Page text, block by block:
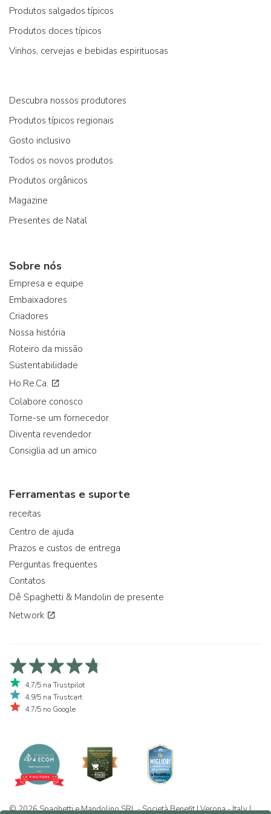
Produtos salgados típicos
Produtos doces típicos
Vinhos, cervejas e bebidas espirituosas
Descubra nossos produtores
Produtos típicos regionais
Gosto inclusivo
Todos os novos produtos
Produtos orgânicos
Magazine
Presentes de Natal
Sobre nós
Empresa e equipe
Embaixadores
Criadores
Nossa história
Roteiro da missão
Sustentabilidade
Ho.Re.Ca.
Colabore conosco
Torne-se um fornecedor
Diventa revendedor
Consiglia ad un amico
Ferramentas e suporte
receitas
Centro de ajuda
Prazos e custos de entrega
Perguntas frequentes
Contatos
Dê Spaghetti & Mandolin de presente
Network
4,7/5 na Trustpilot
4,9/5 na Trustcart
4,7/5 no Google
© 2026 Spaghetti e Mandolino SRL - Società Benefit | Verona - Italy |